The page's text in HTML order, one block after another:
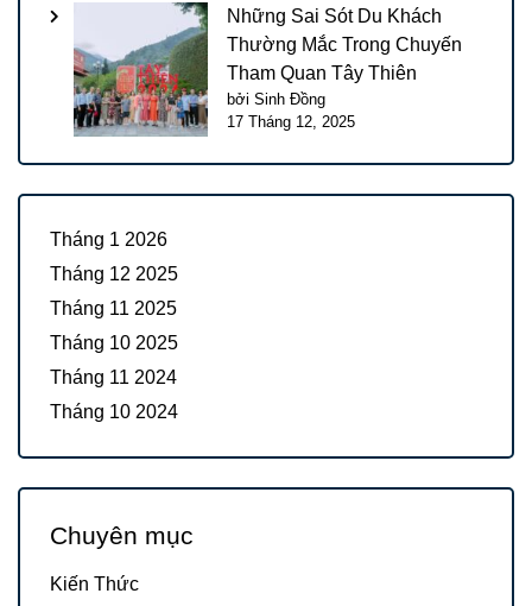
Những Sai Sót Du Khách
Thường Mắc Trong Chuyến
Tham Quan Tây Thiên
bởi Sinh Đồng
17 Tháng 12, 2025
Tháng 1 2026
Tháng 12 2025
Tháng 11 2025
Tháng 10 2025
Tháng 11 2024
Tháng 10 2024
Chuyên mục
Kiến Thức